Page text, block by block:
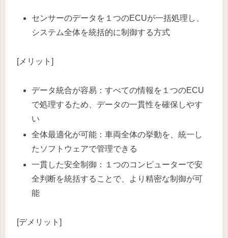
センサーのデータを１つのECUが一括処理し、
システム全体を統括的に制御する方式
[メリット]
データ統合が容易：すべての情報を１つのECU
で処理するため、データの一貫性を確保しやす
い
全体最適化が可能：車両全体の挙動を、統一し
たソフトウェアで管理できる
一貫した安全制御：１つのコンピューターで安
全判断を統括することで、より精密な制御が可
能
[デメリット]